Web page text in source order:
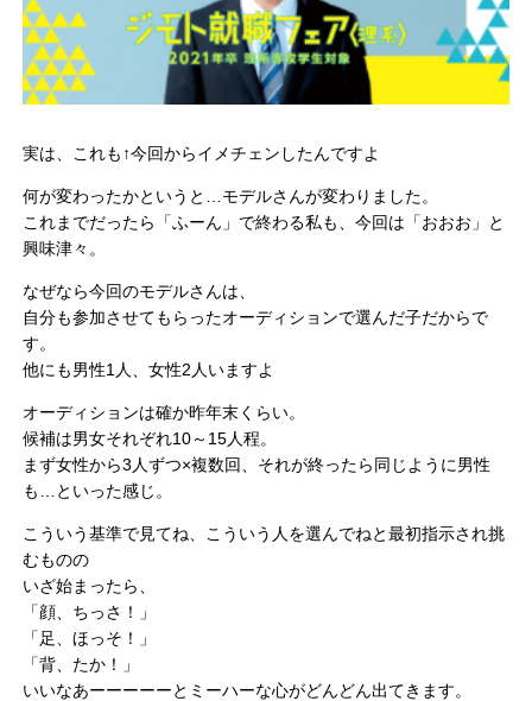
実は、これも↑今回からイメチェンしたんですよ
何が変わったかというと…モデルさんが変わりました。
これまでだったら「ふーん」で終わる私も、今回は「おおお」と
興味津々。
なぜなら今回のモデルさんは、
自分も参加させてもらったオーディションで選んだ子だからで
す。
他にも男性1人、女性2人いますよ
オーディションは確か昨年末くらい。
候補は男女それぞれ10～15人程。
まず女性から3人ずつ×複数回、それが終ったら同じように男性
も…といった感じ。
こういう基準で見てね、こういう人を選んでねと最初指示され挑
むものの
いざ始まったら、
「顔、ちっさ！」
「足、ほっそ！」
「背、たか！」
いいなあーーーーーとミーハーな心がどんどん出てきます。